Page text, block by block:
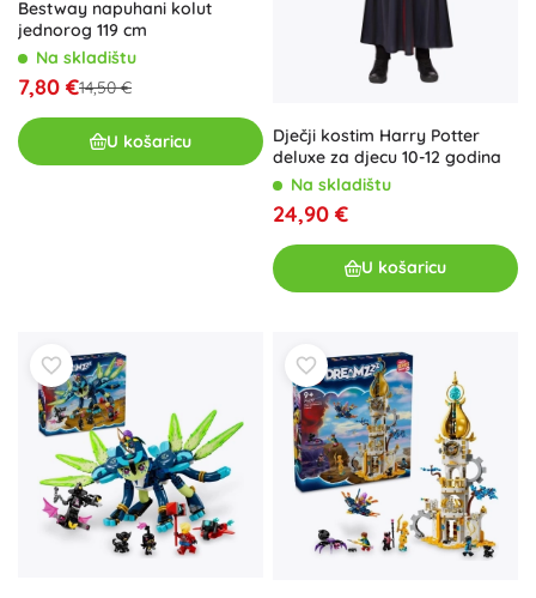
Bestway napuhani kolut
jednorog 119 cm
Na skladištu
7,80 €14,50 €
U košaricu
Dječji kostim Harry Potter
deluxe za djecu 10-12 godina
Na skladištu
24,90 €
U košaricu